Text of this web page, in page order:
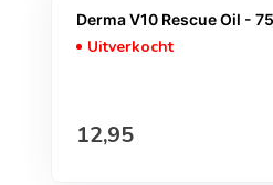
Derma V10 Rescue Oil -
Uitverkocht
Normale prijs
12,95